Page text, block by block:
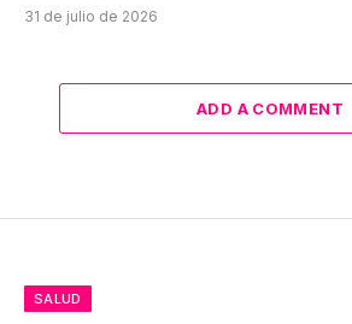
31 de julio de 2026
ADD A COMMENT
SALUD